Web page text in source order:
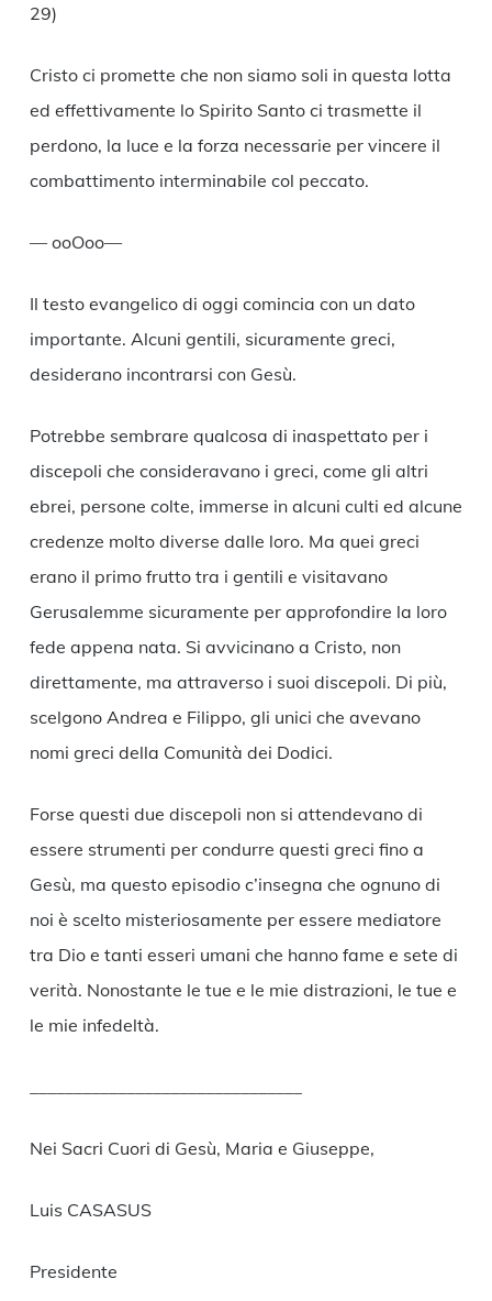
29)
Cristo ci promette che non siamo soli in questa lotta
ed effettivamente lo Spirito Santo ci trasmette il
perdono, la luce e la forza necessarie per vincere il
combattimento interminabile col peccato.
— ooOoo—
Il testo evangelico di oggi comincia con un dato
importante. Alcuni gentili, sicuramente greci,
desiderano incontrarsi con Gesù.
Potrebbe sembrare qualcosa di inaspettato per i
discepoli che consideravano i greci, come gli altri
ebrei, persone colte, immerse in alcuni culti ed alcune
credenze molto diverse dalle loro. Ma quei greci
erano il primo frutto tra i gentili e visitavano
Gerusalemme sicuramente per approfondire la loro
fede appena nata. Si avvicinano a Cristo, non
direttamente, ma attraverso i suoi discepoli. Di più,
scelgono Andrea e Filippo, gli unici che avevano
nomi greci della Comunità dei Dodici.
Forse questi due discepoli non si attendevano di
essere strumenti per condurre questi greci fino a
Gesù, ma questo episodio c’insegna che ognuno di
noi è scelto misteriosamente per essere mediatore
tra Dio e tanti esseri umani che hanno fame e sete di
verità. Nonostante le tue e le mie distrazioni, le tue e
le mie infedeltà.
Nei Sacri Cuori di Gesù, Maria e Giuseppe,
Luis CASASUS
Presidente